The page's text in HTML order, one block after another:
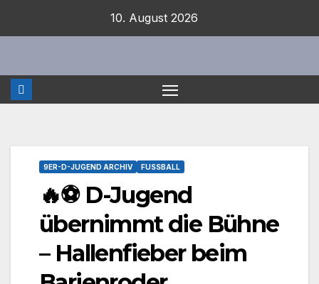
10. August 2026
9ER-D-JUGEND ARCHIV FUSSBALL
🔥⚽ D-Jugend
übernimmt die Bühne
– Hallenfieber beim